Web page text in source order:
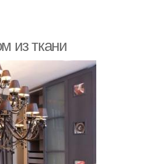
из ткани